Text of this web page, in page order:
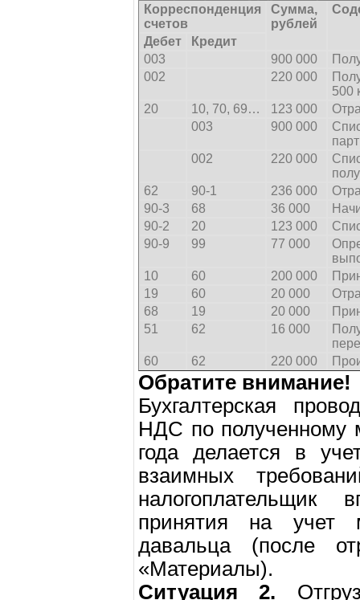
Корреспонденция
счетов
Сумма,
рублей
Дебет
Кредит
003
900 000
002
220 000
500
20
10, 70, 69… 123 000
003
900 000
002
220 000
62
90-1 236 000
90-3
68 36 000
90-2
20 123 000
90-9
99 77 000
10
60 200 000
19
60 20 000
68
19 20 000
51
62 16 000
60
62 220 000
Обратите внимание!
Бухгалтерская
НДС по полученному
года делается в
взаимных
принятия на учет
давальца (после
«Материалы).
Ситуация 2.